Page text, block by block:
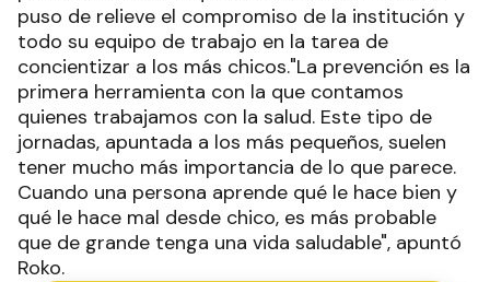
puso de relieve el compromiso de la institución y
todo su equipo de trabajo en la tarea de
concientizar a los más chicos."La prevención es la
primera herramienta con la que contamos
quienes trabajamos con la salud. Este tipo de
jornadas, apuntada a los más pequeños, suelen
tener mucho más importancia de lo que parece.
Cuando una persona aprende qué le hace bien y
qué le hace mal desde chico, es más probable
que de grande tenga una vida saludable", apuntó
Roko.